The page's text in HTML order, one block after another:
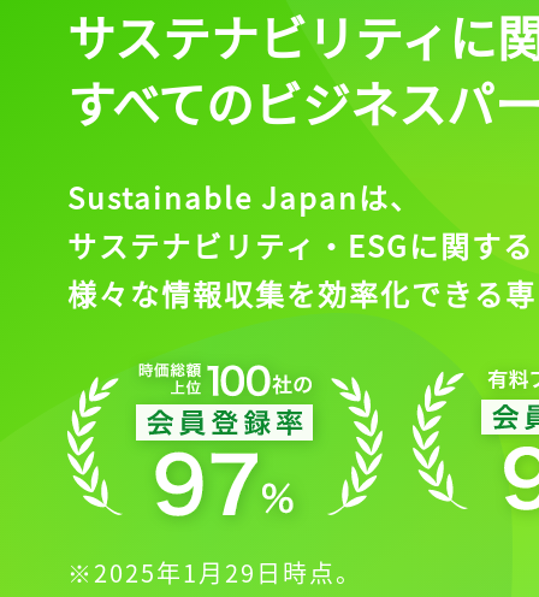
サステナビリティに
すべてのビジネスパ
Sustainable Japanは、
サステナビリティ・ESGに関する
様々な情報収集を効率化できる
※2025年1月29日時点。